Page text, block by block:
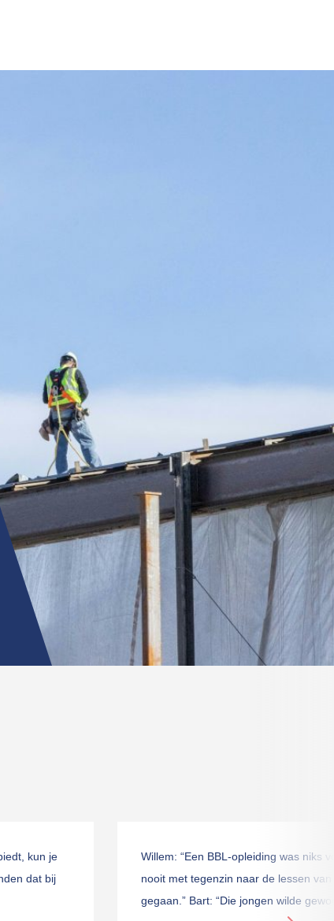
kun je
dat bij
Willem: “Een BBL-opleiding was niks
nooit met tegenzin naar de lessen
gegaan.” Bart: “Die jongen wilde